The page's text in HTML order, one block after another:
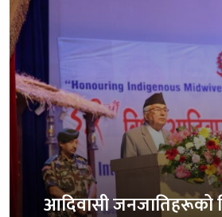
आदिवासी जनजातिहरूको